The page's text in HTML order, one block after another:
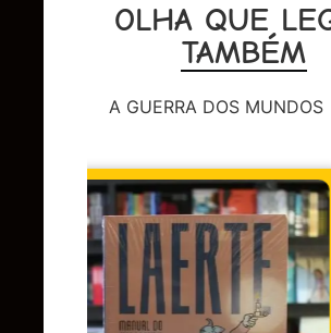
OLHA QUE
TAMBÉM
A GUERRA DOS MUNDOS